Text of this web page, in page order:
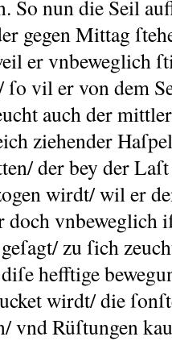
So nun die Seil
gegen Mittag
er vnbeweglich
ſo vil er von dem
auch der
ziehender
der bey der
wirdt/ wil er
doch vnbeweglich
zu ſich
hefftige
wirdt/ die
vnd Rüſtungen